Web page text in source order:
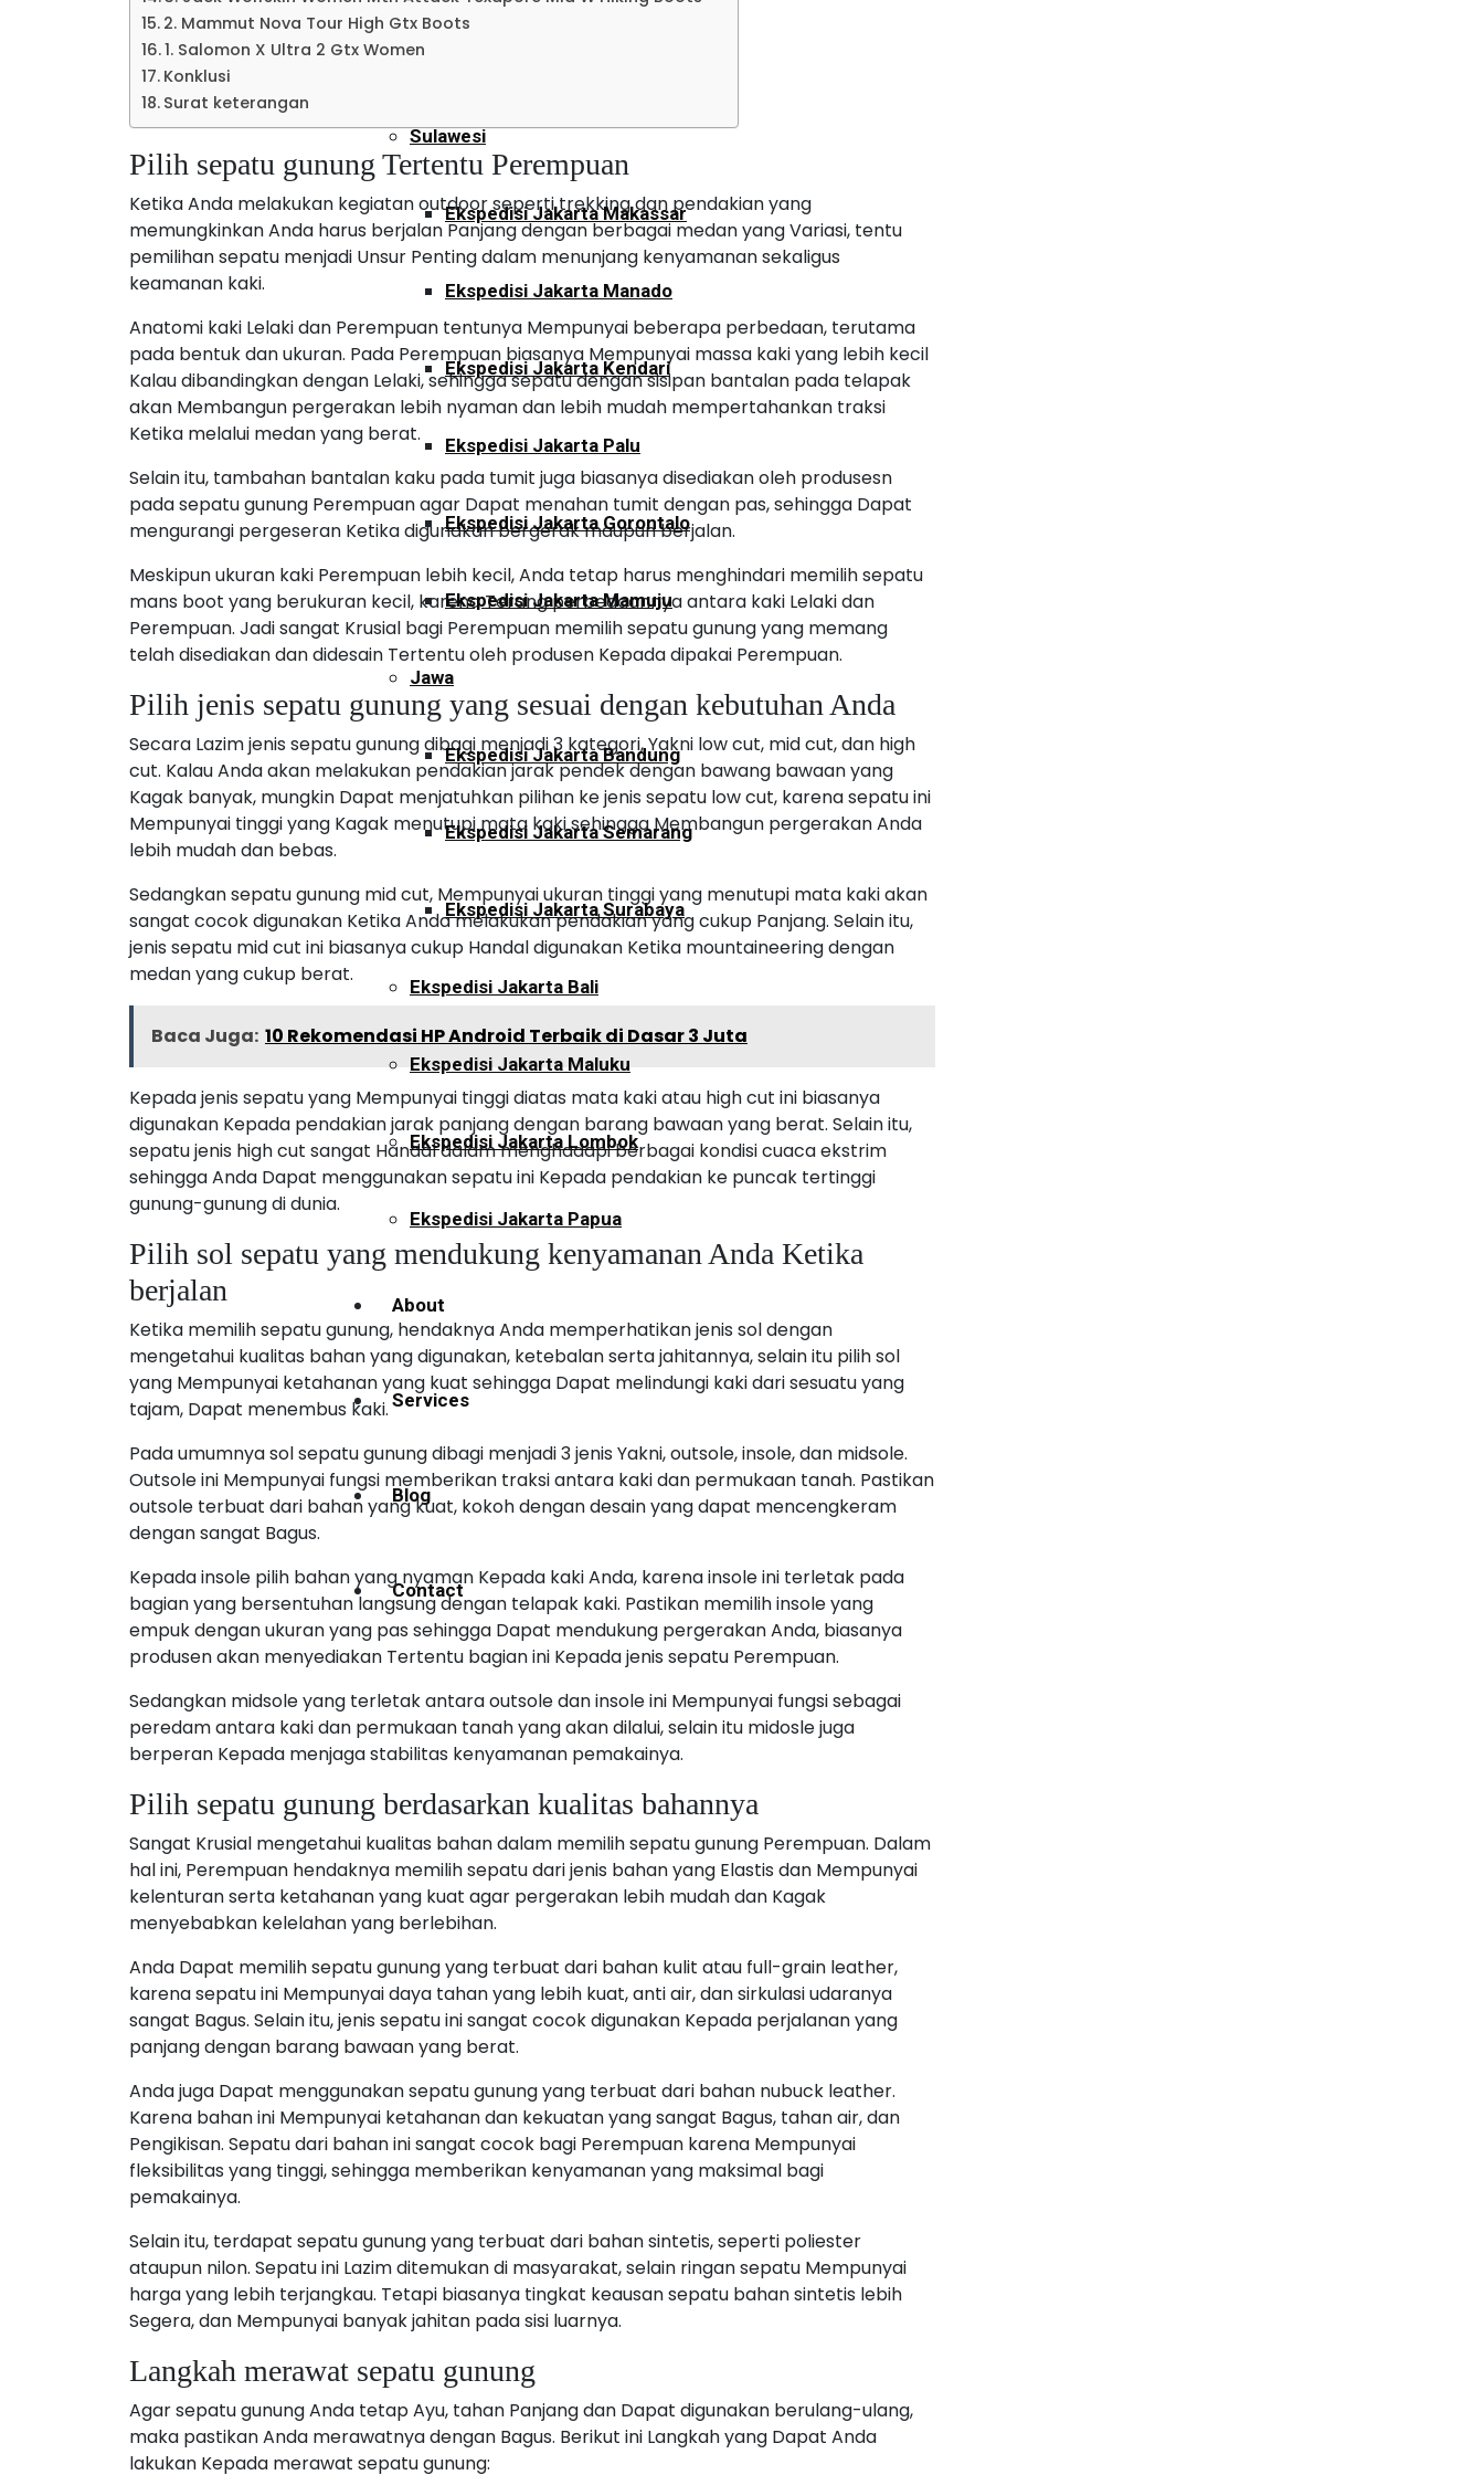
Sulawesi
Ekspedisi Jakarta Makassar
Ekspedisi Jakarta Manado
Ekspedisi Jakarta Kendari
Ekspedisi Jakarta Palu
Ekspedisi Jakarta Gorontalo
Ekspedisi Jakarta Mamuju
Jawa
Ekspedisi Jakarta Bandung
Ekspedisi Jakarta Semarang
Ekspedisi Jakarta Surabaya
Ekspedisi Jakarta Bali
Ekspedisi Jakarta Maluku
Ekspedisi Jakarta Lombok
Ekspedisi Jakarta Papua
About
Services
Blog
Contact
2. Mammut Nova Tour High Gtx Boots
1. Salomon X Ultra 2 Gtx Women
Konklusi
Surat keterangan
Pilih sepatu gunung Tertentu Perempuan
Ketika Anda melakukan kegiatan outdoor seperti trekking dan pendakian yang
memungkinkan Anda harus berjalan Panjang dengan berbagai medan yang Variasi, tentu
pemilihan sepatu menjadi Unsur Penting dalam menunjang kenyamanan sekaligus
keamanan kaki.
Anatomi kaki Lelaki dan Perempuan tentunya Mempunyai beberapa perbedaan, terutama
pada bentuk dan ukuran. Pada Perempuan biasanya Mempunyai massa kaki yang lebih kecil
Kalau dibandingkan dengan Lelaki, sehingga sepatu dengan sisipan bantalan pada telapak
akan Membangun pergerakan lebih nyaman dan lebih mudah mempertahankan traksi
Ketika melalui medan yang berat.
Selain itu, tambahan bantalan kaku pada tumit juga biasanya disediakan oleh produsesn
pada sepatu gunung Perempuan agar Dapat menahan tumit dengan pas, sehingga Dapat
mengurangi pergeseran Ketika digunakan bergerak maupun berjalan.
Meskipun ukuran kaki Perempuan lebih kecil, Anda tetap harus menghindari memilih sepatu
mans boot yang berukuran kecil, karena Terang perbedaannya antara kaki Lelaki dan
Perempuan. Jadi sangat Krusial bagi Perempuan memilih sepatu gunung yang memang
telah disediakan dan didesain Tertentu oleh produsen Kepada dipakai Perempuan.
Pilih jenis sepatu gunung yang sesuai dengan kebutuhan Anda
Secara Lazim jenis sepatu gunung dibagi menjadi 3 kategori, Yakni low cut, mid cut, dan high
cut. Kalau Anda akan melakukan pendakian jarak pendek dengan bawang bawaan yang
Kagak banyak, mungkin Dapat menjatuhkan pilihan ke jenis sepatu low cut, karena sepatu ini
Mempunyai tinggi yang Kagak menutupi mata kaki sehingga Membangun pergerakan Anda
lebih mudah dan bebas.
Sedangkan sepatu gunung mid cut, Mempunyai ukuran tinggi yang menutupi mata kaki akan
sangat cocok digunakan Ketika Anda melakukan pendakian yang cukup Panjang. Selain itu,
jenis sepatu mid cut ini biasanya cukup Handal digunakan Ketika mountaineering dengan
medan yang cukup berat.
Baca Juga: 10 Rekomendasi HP Android Terbaik di Dasar 3 Juta
Kepada jenis sepatu yang Mempunyai tinggi diatas mata kaki atau high cut ini biasanya
digunakan Kepada pendakian jarak panjang dengan barang bawaan yang berat. Selain itu,
sepatu jenis high cut sangat Handal dalam menghadapi berbagai kondisi cuaca ekstrim
sehingga Anda Dapat menggunakan sepatu ini Kepada pendakian ke puncak tertinggi
gunung-gunung di dunia.
Pilih sol sepatu yang mendukung kenyamanan Anda Ketika
berjalan
Ketika memilih sepatu gunung, hendaknya Anda memperhatikan jenis sol dengan
mengetahui kualitas bahan yang digunakan, ketebalan serta jahitannya, selain itu pilih sol
yang Mempunyai ketahanan yang kuat sehingga Dapat melindungi kaki dari sesuatu yang
tajam, Dapat menembus kaki.
Pada umumnya sol sepatu gunung dibagi menjadi 3 jenis Yakni, outsole, insole, dan midsole.
Outsole ini Mempunyai fungsi memberikan traksi antara kaki dan permukaan tanah. Pastikan
outsole terbuat dari bahan yang kuat, kokoh dengan desain yang dapat mencengkeram
dengan sangat Bagus.
Kepada insole pilih bahan yang nyaman Kepada kaki Anda, karena insole ini terletak pada
bagian yang bersentuhan langsung dengan telapak kaki. Pastikan memilih insole yang
empuk dengan ukuran yang pas sehingga Dapat mendukung pergerakan Anda, biasanya
produsen akan menyediakan Tertentu bagian ini Kepada jenis sepatu Perempuan.
Sedangkan midsole yang terletak antara outsole dan insole ini Mempunyai fungsi sebagai
peredam antara kaki dan permukaan tanah yang akan dilalui, selain itu midosle juga
berperan Kepada menjaga stabilitas kenyamanan pemakainya.
Pilih sepatu gunung berdasarkan kualitas bahannya
Sangat Krusial mengetahui kualitas bahan dalam memilih sepatu gunung Perempuan. Dalam
hal ini, Perempuan hendaknya memilih sepatu dari jenis bahan yang Elastis dan Mempunyai
kelenturan serta ketahanan yang kuat agar pergerakan lebih mudah dan Kagak
menyebabkan kelelahan yang berlebihan.
Anda Dapat memilih sepatu gunung yang terbuat dari bahan kulit atau full-grain leather,
karena sepatu ini Mempunyai daya tahan yang lebih kuat, anti air, dan sirkulasi udaranya
sangat Bagus. Selain itu, jenis sepatu ini sangat cocok digunakan Kepada perjalanan yang
panjang dengan barang bawaan yang berat.
Anda juga Dapat menggunakan sepatu gunung yang terbuat dari bahan nubuck leather.
Karena bahan ini Mempunyai ketahanan dan kekuatan yang sangat Bagus, tahan air, dan
Pengikisan. Sepatu dari bahan ini sangat cocok bagi Perempuan karena Mempunyai
fleksibilitas yang tinggi, sehingga memberikan kenyamanan yang maksimal bagi
pemakainya.
Selain itu, terdapat sepatu gunung yang terbuat dari bahan sintetis, seperti poliester
ataupun nilon. Sepatu ini Lazim ditemukan di masyarakat, selain ringan sepatu Mempunyai
harga yang lebih terjangkau. Tetapi biasanya tingkat keausan sepatu bahan sintetis lebih
Segera, dan Mempunyai banyak jahitan pada sisi luarnya.
Langkah merawat sepatu gunung
Agar sepatu gunung Anda tetap Ayu, tahan Panjang dan Dapat digunakan berulang-ulang,
maka pastikan Anda merawatnya dengan Bagus. Berikut ini Langkah yang Dapat Anda
lakukan Kepada merawat sepatu gunung: